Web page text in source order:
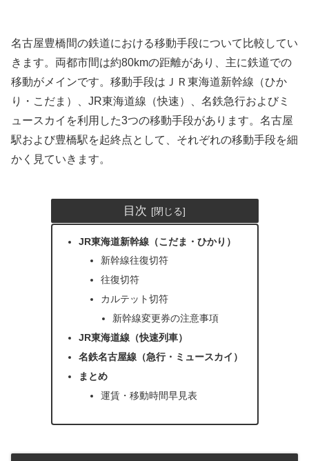
名古屋豊橋間の鉄道における移動手段について比較してい
きます。両都市間は約80kmの距離があり、主に鉄道での
移動がメインです。移動手段はＪＲ東海道新幹線（ひか
り・こだま）、JR東海道線（快速）、名鉄急行およびミ
ュースカイを利用した3つの移動手段があります。名古屋
駅および豊橋駅を起終点として、それぞれの移動手段を細
かく見ていきます。
目次
JR東海道新幹線（こだま・ひかり）
新幹線往復切符
往復切符
カルテット切符
新幹線変更券の注意事項
JR東海道線（快速列車）
名鉄名古屋線（急行・ミュースカイ）
まとめ
運賃・移動時間早見表